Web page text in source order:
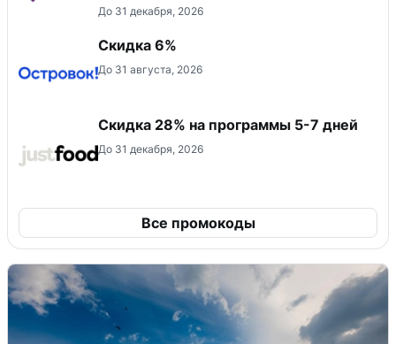
До 31 декабря, 2026
Скидка 6%
До 31 августа, 2026
Скидка 28% на программы 5-7 дней
До 31 декабря, 2026
Все промокоды